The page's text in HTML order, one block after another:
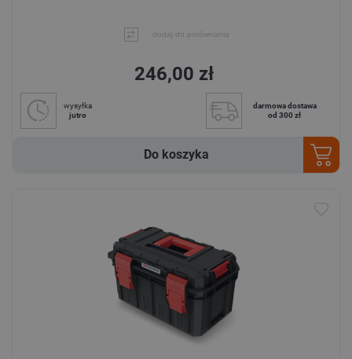
dodaj do porównania
246,00 zł
wysyłka
jutro
darmowa dostawa
od 300 zł
Do koszyka